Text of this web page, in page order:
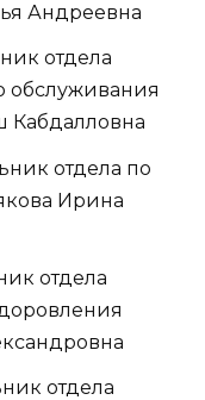
Андреевна
отдела
обслуживания
Кабдалловна
отдела по
Ирина
отдела
отдела